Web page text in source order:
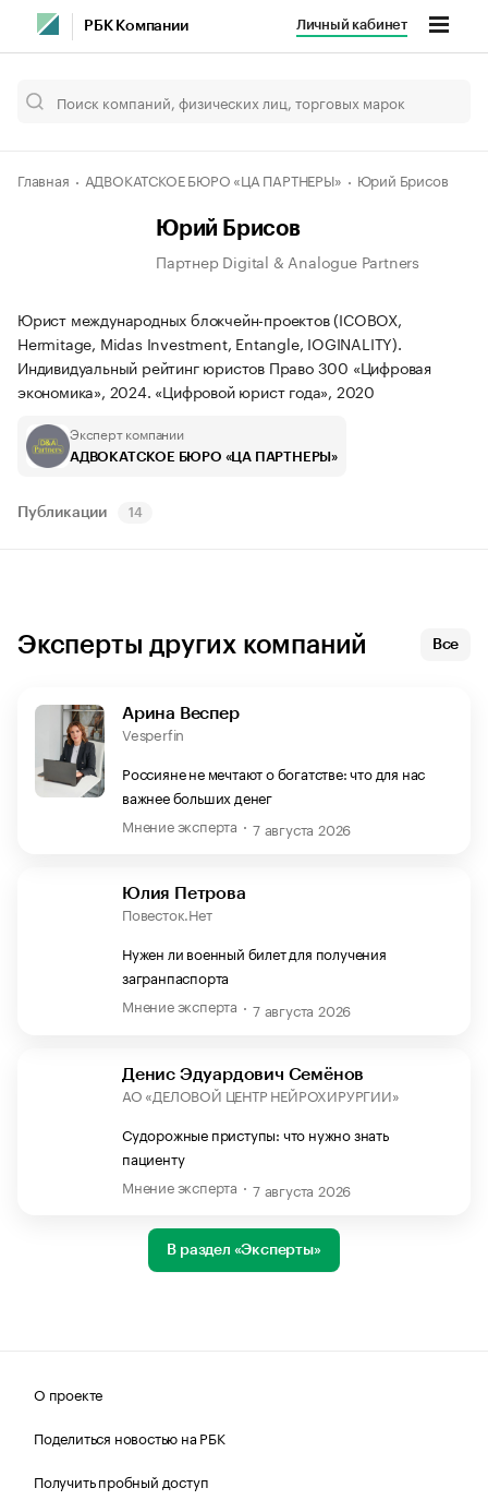
РБК Компании Личный кабинет
Главная АДВОКАТСКОЕ БЮРО «ЦА ПАРТНЕРЫ» Юрий Брисов
Юрий Брисов
Партнер Digital & Analogue Partners
Юрист международных блокчейн-проектов (ICOBOX,
Hermitage, Midas Investment, Entangle, IOGINALITY).
Индивидуальный рейтинг юристов Право 300 «Цифровая
экономика», 2024. «Цифровой юрист года», 2020
Эксперт компании
АДВОКАТСКОЕ БЮРО «ЦА ПАРТНЕРЫ»
Публикации 14
Эксперты других компаний Все
Арина Веспер
Vesperfin
Россияне не мечтают о богатстве: что для нас
важнее больших денег
Мнение эксперта
7 августа 2026
Юлия Петрова
Повесток.Нет
Нужен ли военный билет для получения
загранпаспорта
Мнение эксперта
7 августа 2026
Денис Эдуардович Семёнов
АО «ДЕЛОВОЙ ЦЕНТР НЕЙРОХИРУРГИИ»
Судорожные приступы: что нужно знать
пациенту
Мнение эксперта
7 августа 2026
В раздел «Эксперты»
О проекте
Поделиться новостью на РБК
Получить пробный доступ